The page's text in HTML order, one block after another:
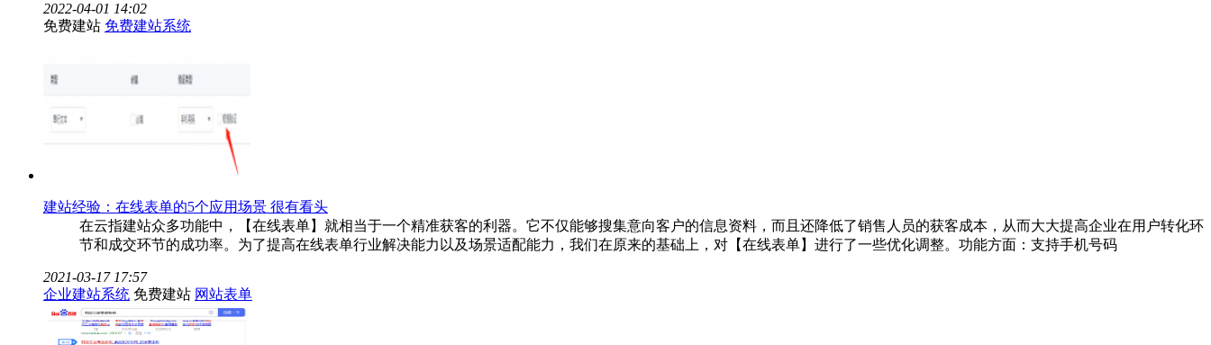
2022-04-01 14:02
免费建站 免费建站系统
建站经验：在线表单的5个应用场景 很有看头
在云指建站众多功能中，【在线表单】就相当于一个精准获客的利器。它不仅能够搜集意向客户的信息资料，而且还降低了销售人员的获客成本，从而大大提高企业在用户转化环
节和成交环节的成功率。为了提高在线表单行业解决能力以及场景适配能力，我们在原来的基础上，对【在线表单】进行了一些优化调整。功能方面：支持手机号码
2021-03-17 17:57
企业建站系统 免费建站 网站表单